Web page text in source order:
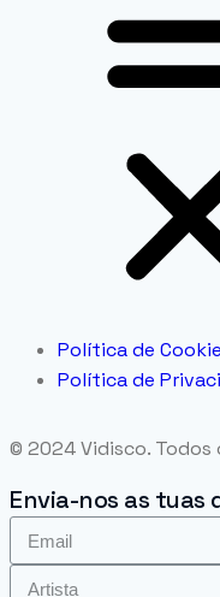
Política de
Política de
© 2024 Vidisco.
Envia-nos as tuas